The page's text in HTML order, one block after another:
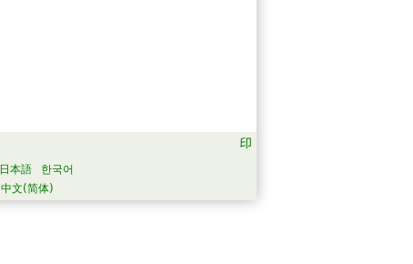
日本語
한국어
中文(简体)